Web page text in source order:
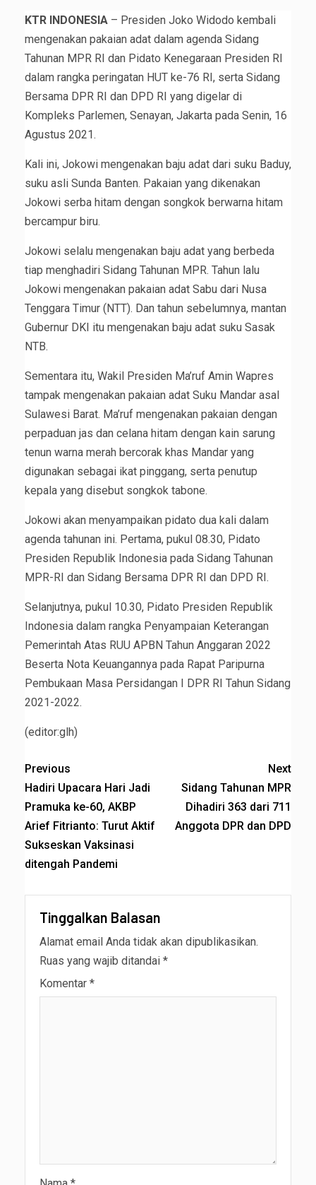
KTR INDONESIA – Presiden Joko Widodo kembali
mengenakan pakaian adat dalam agenda Sidang
Tahunan MPR RI dan Pidato Kenegaraan Presiden RI
dalam rangka peringatan HUT ke-76 RI, serta Sidang
Bersama DPR RI dan DPD RI yang digelar di
Kompleks Parlemen, Senayan, Jakarta pada Senin, 16
Agustus 2021.
Kali ini, Jokowi mengenakan baju adat dari suku Baduy,
suku asli Sunda Banten. Pakaian yang dikenakan
Jokowi serba hitam dengan songkok berwarna hitam
bercampur biru.
Jokowi selalu mengenakan baju adat yang berbeda
tiap menghadiri Sidang Tahunan MPR. Tahun lalu
Jokowi mengenakan pakaian adat Sabu dari Nusa
Tenggara Timur (NTT). Dan tahun sebelumnya, mantan
Gubernur DKI itu mengenakan baju adat suku Sasak
NTB.
Sementara itu, Wakil Presiden Ma’ruf Amin Wapres
tampak mengenakan pakaian adat Suku Mandar asal
Sulawesi Barat. Ma’ruf mengenakan pakaian dengan
perpaduan jas dan celana hitam dengan kain sarung
tenun warna merah bercorak khas Mandar yang
digunakan sebagai ikat pinggang, serta penutup
kepala yang disebut songkok tabone.
Jokowi akan menyampaikan pidato dua kali dalam
agenda tahunan ini. Pertama, pukul 08.30, Pidato
Presiden Republik Indonesia pada Sidang Tahunan
MPR-RI dan Sidang Bersama DPR RI dan DPD RI.
Selanjutnya, pukul 10.30, Pidato Presiden Republik
Indonesia dalam rangka Penyampaian Keterangan
Pemerintah Atas RUU APBN Tahun Anggaran 2022
Beserta Nota Keuangannya pada Rapat Paripurna
Pembukaan Masa Persidangan I DPR RI Tahun Sidang
2021-2022.
(editor:glh)
Previous
Hadiri Upacara Hari Jadi
Pramuka ke-60, AKBP
Arief Fitrianto: Turut Aktif
Sukseskan Vaksinasi
ditengah Pandemi
Next
Sidang Tahunan MPR
Dihadiri 363 dari 711
Anggota DPR dan DPD
Tinggalkan Balasan
Alamat email Anda tidak akan dipublikasikan.
Ruas yang wajib ditandai *
Komentar *